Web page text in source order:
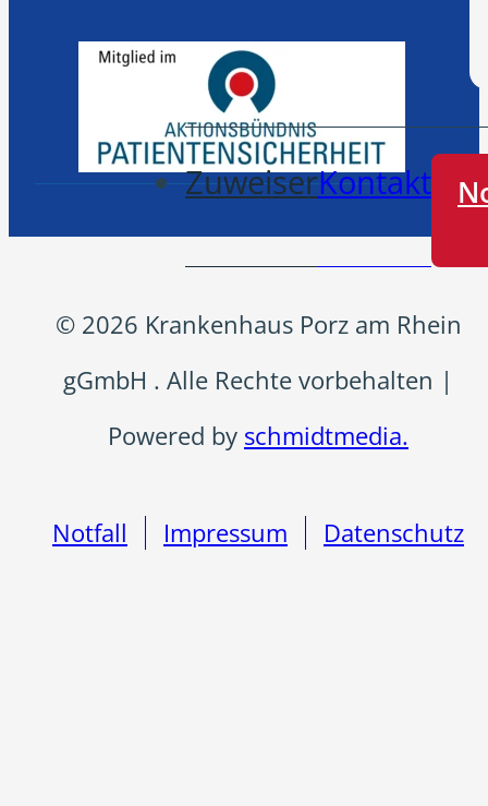
ZuweiserKontakt
© 2026 Krankenhaus Porz am Rhein
gGmbH . Alle Rechte vorbehalten |
Powered by schmidtmedia.
Notfall Impressum Datenschutz